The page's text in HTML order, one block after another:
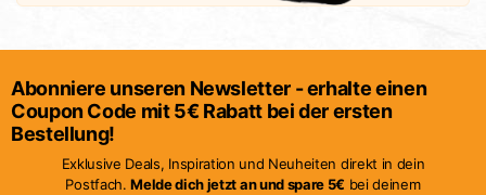
Abonniere unseren Newsletter - erhalte einen
Coupon Code mit 5€ Rabatt bei der ersten
Bestellung!
Exklusive Deals, Inspiration und Neuheiten direkt in dein
Postfach.Melde dich jetzt an und spare 5€ bei deinem